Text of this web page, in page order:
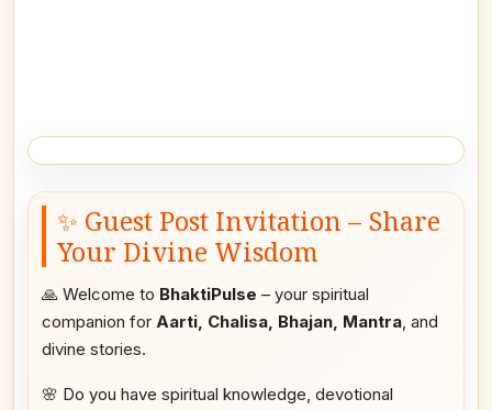
✨ Guest Post Invitation – Share
Your Divine Wisdom
🙏 Welcome to BhaktiPulse – your spiritual
companion for Aarti, Chalisa, Bhajan, Mantra, and
divine stories.
🌸 Do you have spiritual knowledge, devotional